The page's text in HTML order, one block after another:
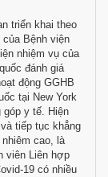
triển khai theo
Bệnh viện
nhiệm vụ của
đánh giá
động GGHB
tại New York
y tế. Hiện
tiếp tục khẳng
cao, là
viên Liên hợp
19 có nhiều